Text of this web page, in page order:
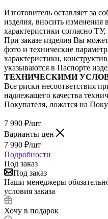
Изготовитель оставляет за
изделия, вносить изменения
характеристики согласно
При заказе изделия Вы
фото и технические
характеристики,
указываются в Паспорте
ТЕХНИЧЕСКИМИ
Все риски несоответствия
надлежащего качества
Покупателя, ложатся на
7 990 ₽/шт
Варианты цен
7 990 ₽/шт
Подробности
Под заказ
Под заказ
Наши менеджеры
условия заказа
Хочу в подарок